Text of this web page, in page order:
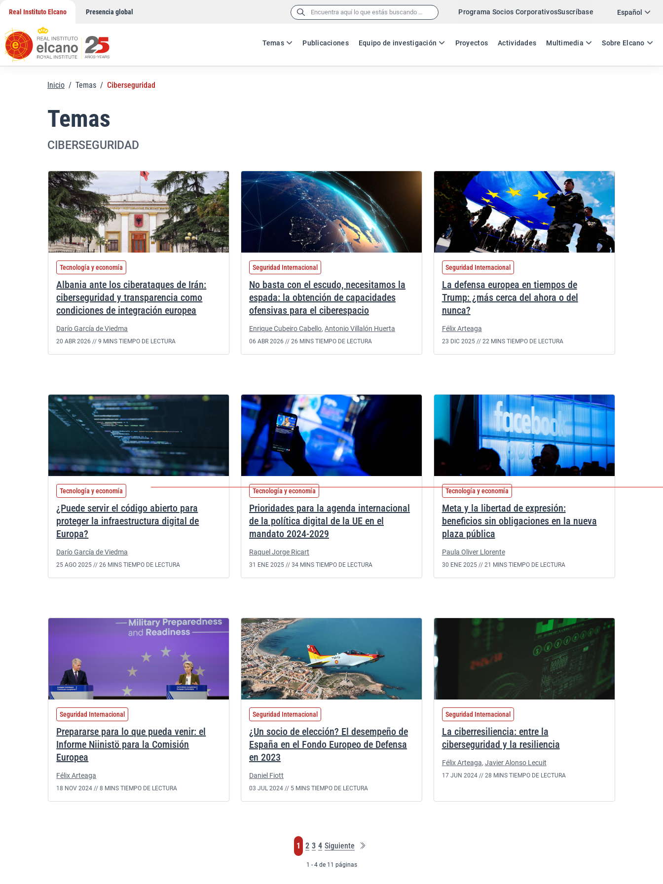
contenido
Real Instituto Elcano Presencia global Buscar: Programa Socios CorporativosSuscríbase Español
ES EN
Temas Publicaciones Equipo de investigación Proyectos Actividades Multimedia Sobre Elcano
Inicio / Temas / Ciberseguridad
Temas
CIBERSEGURIDAD
Tecnología y economía
Albania ante los ciberataques de Irán:
ciberseguridad y transparencia como
condiciones de integración europea
Darío García de Viedma
20 ABR 2026 //9 MINS TIEMPO DE LECTURA
Seguridad Internacional
No basta con el escudo, necesitamos la
espada: la obtención de capacidades
ofensivas para el ciberespacio
Enrique Cubeiro Cabello, Antonio Villalón Huerta
06 ABR 2026 // 26 MINS TIEMPO DE LECTURA
Seguridad Internacional
La defensa europea en tiempos de
Trump: ¿más cerca del ahora o del
nunca?
Félix Arteaga
23 DIC 2025 // 22 MINS TIEMPO DE LECTURA
Tecnología y economía
¿Puede servir el código abierto para
proteger la infraestructura digital de
Europa?
Darío García de Viedma
25 AGO 2025 //26 MINS TIEMPO DE LECTURA
Tecnología y economía
Prioridades para la agenda internacional
de la política digital de la UE en el
mandato 2024-2029
Raquel Jorge Ricart
31 ENE 2025 // 34 MINS TIEMPO DE LECTURA
Tecnología y economía
Meta y la libertad de expresión:
beneficios sin obligaciones en la nueva
plaza pública
Paula Oliver Llorente
30 ENE 2025 // 21 MINS TIEMPO DE LECTURA
Seguridad Internacional
Prepararse para lo que pueda venir: el
Informe Niinistö para la Comisión
Europea
Félix Arteaga
18 NOV 2024 //8 MINS TIEMPO DE LECTURA
Seguridad Internacional
¿Un socio de elección? El desempeño de
España en el Fondo Europeo de Defensa
en 2023
Daniel Fiott
03 JUL 2024 // 5 MINS TIEMPO DE LECTURA
Seguridad Internacional
La ciberresiliencia: entre la
ciberseguridad y la resiliencia
Félix Arteaga, Javier Alonso Lecuit
17 JUN 2024 // 28 MINS TIEMPO DE LECTURA
Página
1 Página
2 Página
3 Página
4 Siguiente
Última
página
1 - 4 de 11 páginas